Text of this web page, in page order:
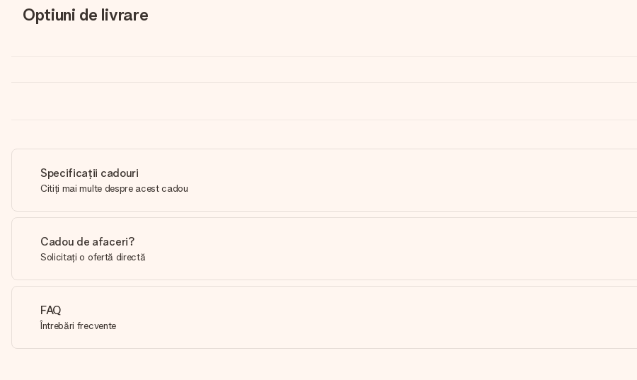
Optiuni de livrare
Specificații cadouri
Citiți mai multe despre acest cadou
Cadou de afaceri?
Solicitați o ofertă directă
FAQ
Întrebări frecvente